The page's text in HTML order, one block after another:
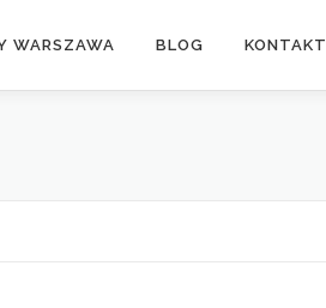
WARSZAWA BLOG KONTAKT